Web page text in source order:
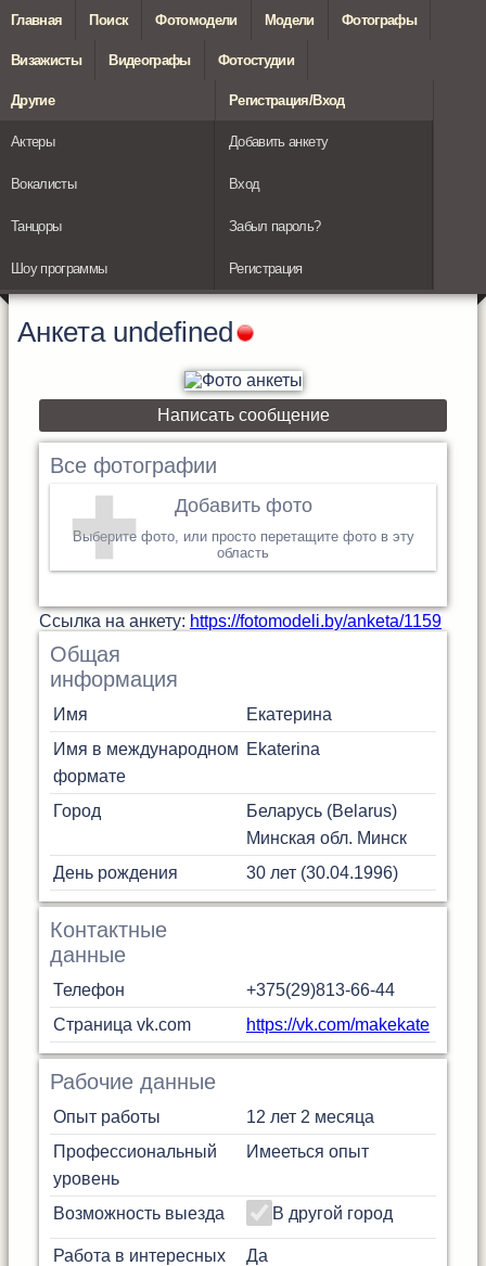
Главная Поиск Фотомодели Модели Фотографы
Визажисты Видеографы Фотостудии
Другие
Актеры
Вокалисты
Танцоры
Шоу программы
Регистрация/Вход
Добавить анкету
Вход
Забыл пароль?
Регистрация
Анкета undefined
Написать сообщение
Все фотографии
Добавить фото
Выберите фото, или просто перетащите фото в эту
область
Cсылка на анкету: https://fotomodeli.by/anketa/1159
Общая
информация
Имя
Екатерина
Имя в международном
формате
Ekaterina
Город
Беларусь (Belarus)
Минская обл. Минск
День рождения
30 лет (30.04.1996)
Контактные
данные
Телефон
+375(29)813-66-44
Страница vk.com
https://vk.com/makekate
Рабочие данные
Опыт работы
12 лет 2 месяца
Профессиональный
уровень
Имееться опыт
Возможность выезда В другой город
Работа в интересных
Да